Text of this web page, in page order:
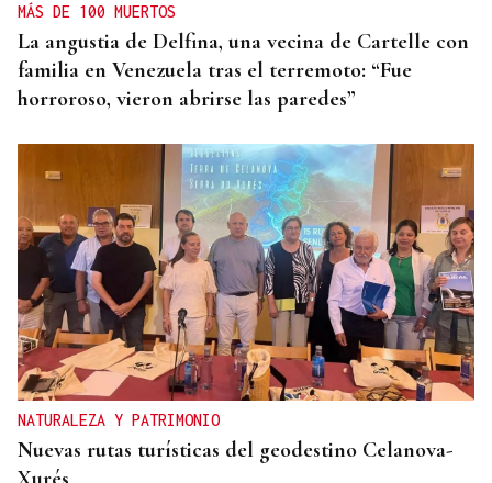
MÁS DE 100 MUERTOS
La angustia de Delfina, una vecina de Cartelle con
familia en Venezuela tras el terremoto: “Fue
horroroso, vieron abrirse las paredes”
NATURALEZA Y PATRIMONIO
Nuevas rutas turísticas del geodestino Celanova-